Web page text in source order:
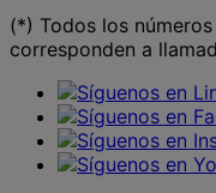
(*) Todos los
corresponden a